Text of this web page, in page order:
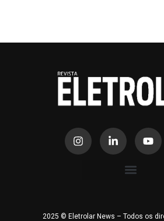
2025 © Eletrolar News – Todos os